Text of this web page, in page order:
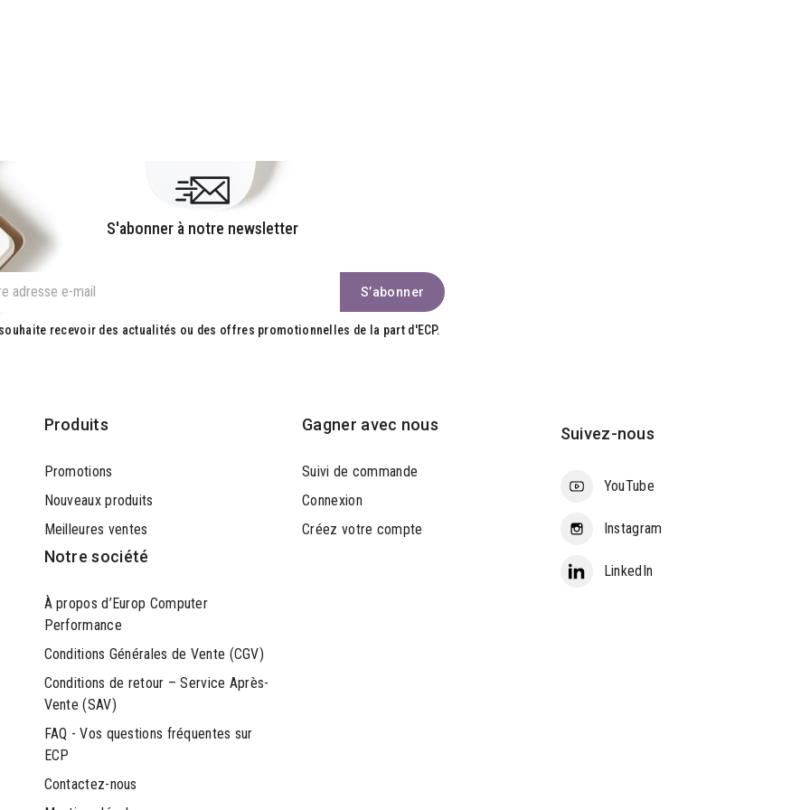
S'abonner à notre newsletter
recevoir des actualités ou des offres promotionnelles de la part d'ECP.
Produits
Promotions
Nouveaux produits
Meilleures ventes
Notre société
À propos d’Europ Computer
Performance
Conditions Générales de Vente (CGV)
Conditions de retour – Service Après-
Vente (SAV)
FAQ - Vos questions fréquentes sur
ECP
Contactez-nous
Gagner avec nous
Suivi de commande
Connexion
Créez votre compte
Suivez-nous
YouTube
Instagram
LinkedIn